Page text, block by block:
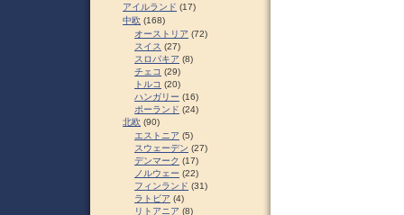
アイルランド (17)
中欧 (168)
オーストリア (72)
スイス (27)
スロパキア (8)
チェコ (29)
トルコ (20)
ハンガリー (16)
ポーランド (24)
北欧 (90)
エストニア (5)
スウェーデン (27)
デンマーク (17)
ノルウェー (22)
フィンランド (31)
ラトビア (4)
リトアニア (8)